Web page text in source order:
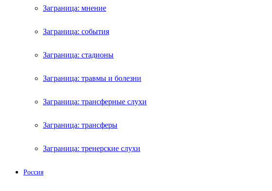
Заграница: мнение
Заграница: события
Заграница: стадионы
Заграница: травмы и болезни
Заграница: трансферные слухи
Заграница: трансферы
Заграница: тренерские слухи
Россия